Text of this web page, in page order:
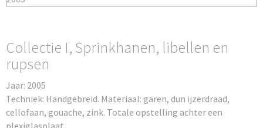
Collectie I, Sprinkhanen, libellen en
rupsen
Jaar: 2005
Techniek: Handgebreid. Materiaal: garen, dun ijzerdraad,
cellofaan, gouache, zink. Totale opstelling achter een
plexiglasplaat